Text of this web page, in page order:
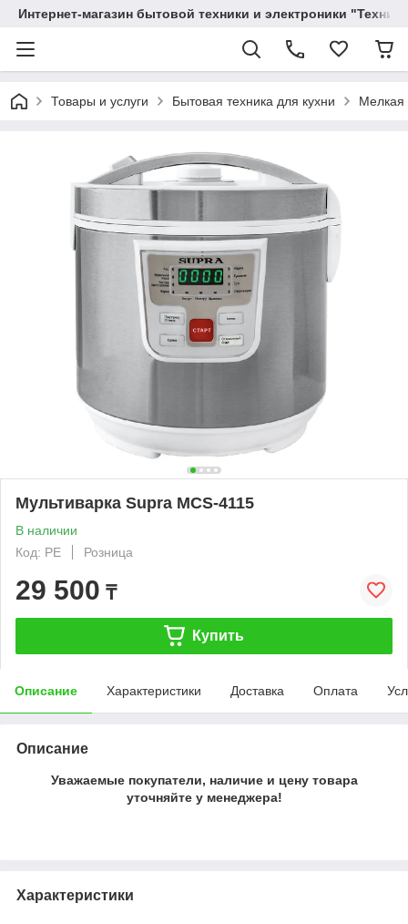
Интернет-магазин бытовой техники и электроники
Товары и услуги Бытовая техника для кухни Мелкая
Мультиварка Supra MCS-4115
В наличии
Код: PE
Розница
29 500 ₸
Купить
Описание Характеристики Доставка Оплата
Описание
Уважаемые покупатели, наличие и цену товара
уточняйте у менеджера!
Характеристики